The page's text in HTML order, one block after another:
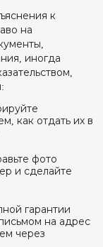
к
на
иногда
как отдать их в
фото
и сделайте
гарантии
на адрес
через